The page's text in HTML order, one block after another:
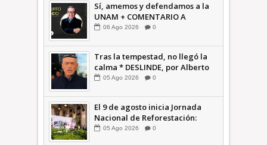
Sí, amemos y defendamos a la
UNAM + COMENTARIO A
TIEMPO
06 Ago 2026 0
Tras la tempestad, no llegó la
calma * DESLINDE, por Alberto
Witvrun OPINIÓN
05 Ago 2026 0
El 9 de agosto inicia Jornada
Nacional de Reforestación:
presidenta Sheinbaum +Video
05 Ago 2026 0